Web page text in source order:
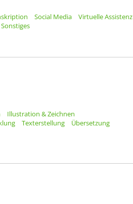
Social Media
Virtuelle Assistenz
Sonstiges
Illustration & Zeichnen
Texterstellung
Übersetzung